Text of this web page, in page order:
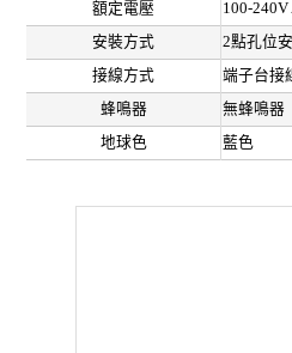
額定電壓
100-240V
安裝方式
2點孔位
接線方式
端子台接
蜂鳴器
無蜂鳴器
地球色
藍色